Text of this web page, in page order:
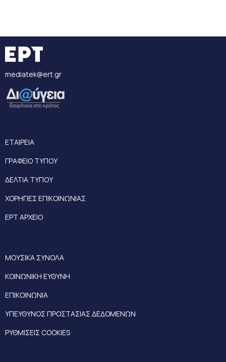
mediatek@ert.gr
ΕΤΑΙΡΕΙΑ
ΓΡΑΦΕΙΟ ΤΥΠΟΥ
ΔΕΛΤΙΑ ΤΥΠΟΥ
ΧΟΡΗΓΙΕΣ ΕΠΙΚΟΙΝΩΝΙΑΣ
ΕΡΤ ΑΡΧΕΙΟ
ΜΟΥΣΙΚΑ ΣΥΝΟΛΑ
ΚΟΙΝΩΝΙΚΗ ΕΥΘΥΝΗ
ΕΠΙΚΟΙΝΩΝΙΑ
ΥΠΕΥΘΥΝΟΣ ΠΡΟΣΤΑΣΙΑΣ ΔΕΔΟΜΕΝΩΝ
ΡΥΘΜΙΣΕΙΣ COOKIES